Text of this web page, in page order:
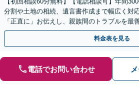
分割や土地の相続、遺言書作成まで幅広く対
「正直に」お伝えし、親族間のトラブルを最
テラス利用可】
料金表を見る
電話でお問い合わせ